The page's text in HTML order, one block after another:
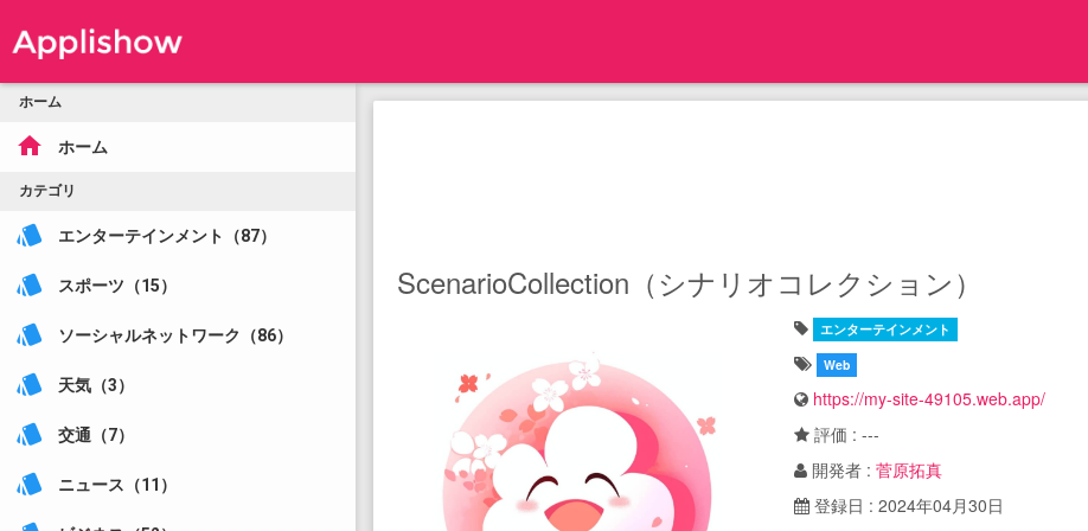
ホーム
home ホーム
カテゴリ
style エンターテインメント（87）
style スポーツ（15）
style ソーシャルネットワーク（86）
style 天気（3）
style 交通（7）
style ニュース（11）
ScenarioCollection（シナリオコレクション）
エンターテインメント
Web
https://my-site-49105.web.app/
評価 : ---
開発者 : 菅原拓真
登録日 : 2024年04月30日